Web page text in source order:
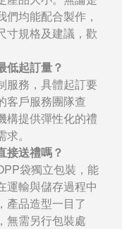
均能配合製作，
寸規格及建議，歡
低起訂量？
服務，具體起訂要
客戶服務團隊查
構提供彈性化的禮
。
接送禮嗎？
袋獨立包裝，能
運輸與儲存過程中
產品造型一目了
無需另行包裝處